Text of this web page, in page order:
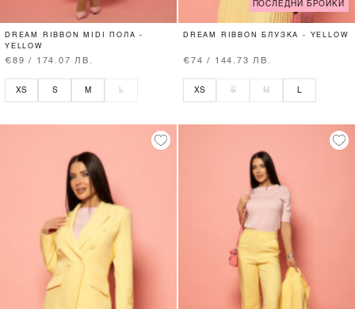
DREAM RIBBON MIDI ПОЛА -
YELLOW
€89 / 174.07 ЛВ.
XS S M L
ПОСЛЕДНИ БРОЙКИ
DREAM RIBBON БЛУЗКА - YELLOW
€74 / 144.73 ЛВ.
XS S M L